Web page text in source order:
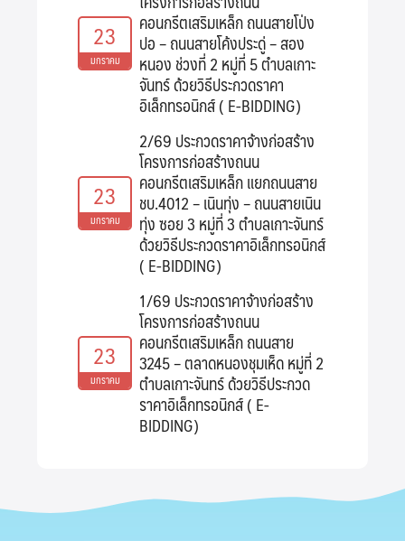
23
มกราคม
คอนกรีตเสริมเหล็ก ถนนสายโป่ง
ปอ – ถนนสายโค้งประดู่ – สอง
หนอง ช่วงที่ 2 หมู่ที่ 5 ตำบลเกาะ
จันทร์ ด้วยวิธีประกวดราคา
อิเล็กทรอนิกส์ ( E-BIDDING)
23
มกราคม
2/69 ประกวดราคาจ้างก่อสร้าง
โครงการก่อสร้างถนน
คอนกรีตเสริมเหล็ก แยกถนนสาย
ชบ.4012 – เนินทุ่ง – ถนนสายเนิน
ทุ่ง ซอย 3 หมู่ที่ 3 ตำบลเกาะจันทร์
ด้วยวิธีประกวดราคาอิเล็กทรอนิกส์
( E-BIDDING)
23
มกราคม
1/69 ประกวดราคาจ้างก่อสร้าง
โครงการก่อสร้างถนน
คอนกรีตเสริมเหล็ก ถนนสาย
3245 – ตลาดหนองชุมเห็ด หมู่ที่ 2
ตำบลเกาะจันทร์ ด้วยวิธีประกวด
ราคาอิเล็กทรอนิกส์ ( E-
BIDDING)